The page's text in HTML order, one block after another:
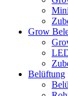
Grow
Belüftung